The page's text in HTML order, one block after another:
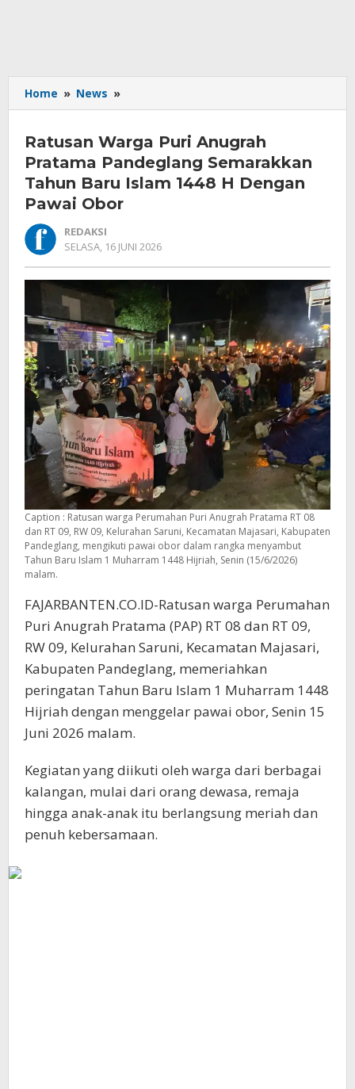
Home » News »
Warga
Anugrah
Pratama
Pandeglang
Semarakkan
Islam
Dengan
Pawai
Obor
Ratusan Warga Puri Anugrah
Pratama Pandeglang Semarakkan
Tahun Baru Islam 1448 H Dengan
Pawai Obor
REDAKSI
SELASA, 16 JUNI 2026
Caption : Ratusan warga Perumahan Puri Anugrah Pratama RT 08
dan RT 09, RW 09, Kelurahan Saruni, Kecamatan Majasari, Kabupaten
Pandeglang, mengikuti pawai obor dalam rangka menyambut
Tahun Baru Islam 1 Muharram 1448 Hijriah, Senin (15/6/2026)
malam.
FAJARBANTEN.CO.ID-Ratusan warga Perumahan
Puri Anugrah Pratama (PAP) RT 08 dan RT 09,
RW 09, Kelurahan Saruni, Kecamatan Majasari,
Kabupaten Pandeglang, memeriahkan
peringatan Tahun Baru Islam 1 Muharram 1448
Hijriah dengan menggelar pawai obor, Senin 15
Juni 2026 malam.
Kegiatan yang diikuti oleh warga dari berbagai
kalangan, mulai dari orang dewasa, remaja
hingga anak-anak itu berlangsung meriah dan
penuh kebersamaan.